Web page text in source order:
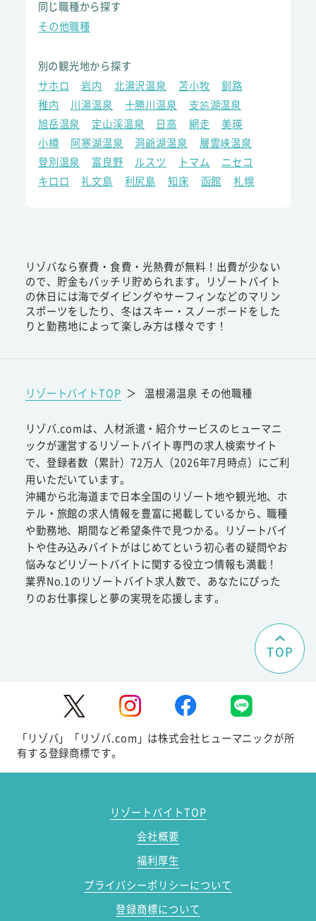
同じ職種から探す
その他職種
別の観光地から探す
サホロ
岩内 北湯沢温泉 苫小牧
釧路
稚内
川湯温泉 十勝川温泉
支笏湖温泉
旭岳温泉
定山渓温泉 日高 網走
美瑛
小樽
阿寒湖温泉 洞爺湖温泉
層雲峡温泉
登別温泉
富良野 ルスツ トマム
ニセコ
キロロ
礼文島 利尻島 知床 函館 札幌
リゾバなら寮費・食費・光熱費が無料！出費が少ない
ので、貯金もバッチリ貯められます。リゾートバイト
の休日には海でダイビングやサーフィンなどのマリン
スポーツをしたり、冬はスキー・スノーボードをした
りと勤務地によって楽しみ方は様々です！
リゾートバイトTOP ＞ 温根湯温泉 その他職種
リゾバ.comは、人材派遣・紹介サービスのヒューマニ
ックが運営するリゾートバイト専門の求人検索サイト
で、登録者数（累計）72万人（2026年7月時点）にご利
用いただいています。
沖縄から北海道まで日本全国のリゾート地や観光地、ホ
テル・旅館の求人情報を豊富に掲載しているから、職種
や勤務地、期間など希望条件で見つかる。リゾートバイ
トや住み込みバイトがはじめてという初心者の疑問やお
悩みなどリゾートバイトに関する役立つ情報も満載！
業界No.1のリゾートバイト求人数で、あなたにぴった
りのお仕事探しと夢の実現を応援します。
TOP
「リゾバ」「リゾバ.com」は株式会社ヒューマニックが所
有する登録商標です。
リゾートバイトTOP
会社概要
福利厚生
プライバシーポリシーについて
登録商標について